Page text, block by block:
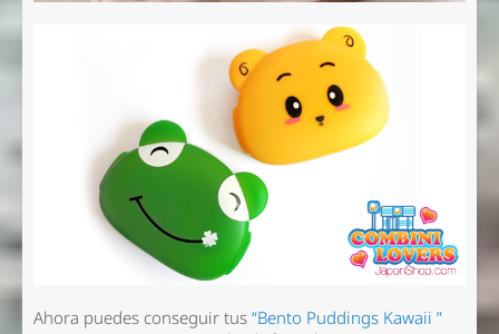
Ahora puedes conseguir tus“Bento Puddings Kawaii ”